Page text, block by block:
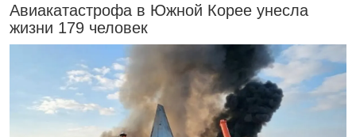
Авиакатастрофа в Южной Корее унесла
жизни 179 человек